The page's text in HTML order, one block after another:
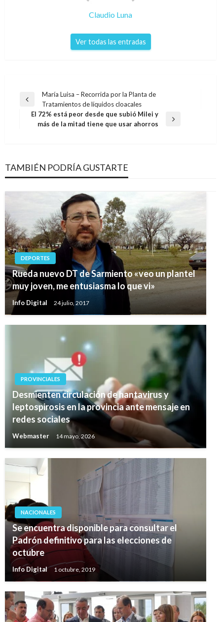
Claudio Luna
Ver todas las entradas
Navegación
entradas
Entrada
anterior
María Luisa – Recorrida por la Planta de
Tratamientos de líquidos cloacales
Entrada
El 72% está peor desde que subió Milei y
más de la mitad tiene que usar ahorros
TAMBIÉN PODRÍA GUSTARTE
DEPORTES
Rueda nuevo DT de Sarmiento «veo un plantel
muy joven, me entusiasma lo que vi»
Info Digital 24 julio, 2017
PROVINCIALES
Desmienten circulación de hantavirus y
leptospirosis en la provincia ante mensaje en
redes sociales
Webmaster 14 mayo, 2026
NACIONALES
Se encuentra disponible para consultar el
Padrón definitivo para las elecciones de
octubre
Info Digital 1 octubre, 2019